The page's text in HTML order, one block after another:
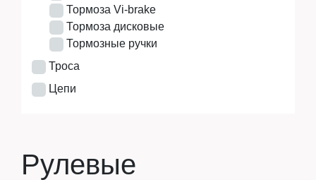
Тормоза Vi-brake
Тормоза дисковые
Тормозные ручки
Троса
Цепи
Рулевые